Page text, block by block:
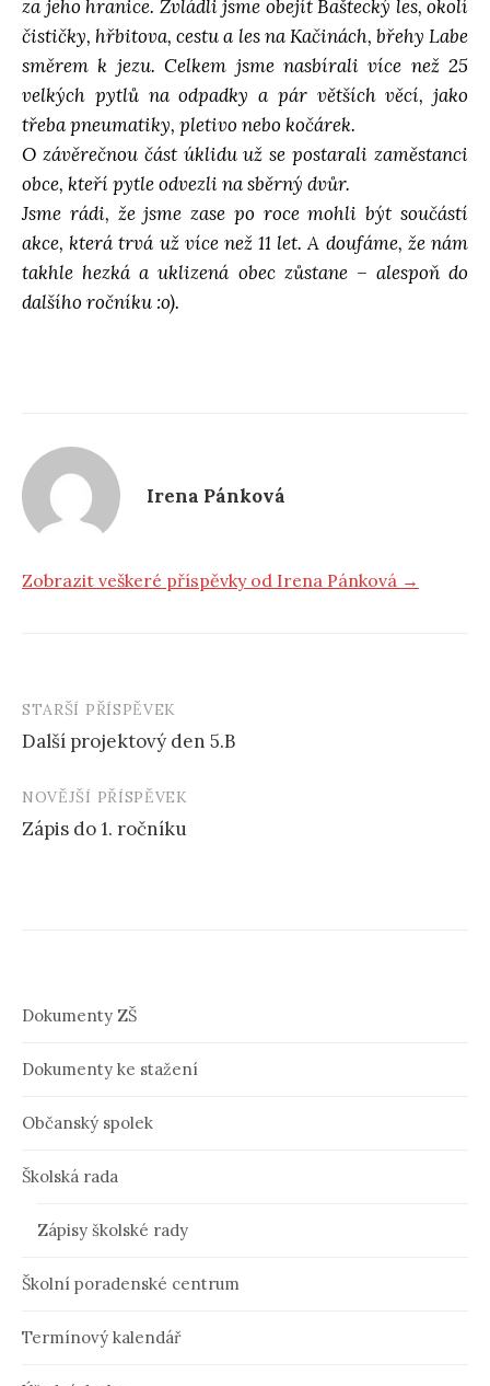
za jeho hranice. Zvládli jsme obejít Baštecký les, okolí
čističky, hřbitova, cestu a les na Kačinách, břehy Labe
směrem k jezu. Celkem jsme nasbírali více než 25
velkých pytlů na odpadky a pár větších věcí, jako
třeba pneumatiky, pletivo nebo kočárek.
O závěrečnou část úklidu už se postarali zaměstanci
obce, kteří pytle odvezli na sběrný dvůr.
Jsme rádi, že jsme zase po roce mohli být součástí
akce, která trvá už více než 11 let. A doufáme, že nám
takhle hezká a uklizená obec zůstane – alespoň do
dalšího ročníku :o).
Irena Pánková
Zobrazit veškeré příspěvky od Irena Pánková →
a
c
p
ř
ě
k
STARŠÍ PŘÍSPĚVEK
Další projektový den 5.B
NOVĚJŠÍ PŘÍSPĚVEK
Zápis do 1. ročníku
Dokumenty ZŠ
Dokumenty ke stažení
Občanský spolek
Školská rada
Zápisy školské rady
Školní poradenské centrum
Termínový kalendář